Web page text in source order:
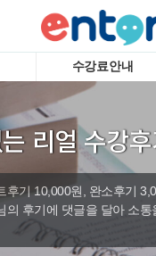
우미 G1
로가기
수강료안내
리얼 수강
후기 10,000원, 완소후기
의 후기에 댓글을 달아 소